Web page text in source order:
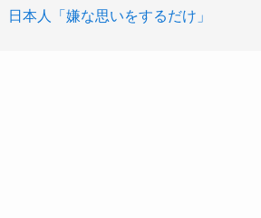
本人「嫌な思いをするだけ」